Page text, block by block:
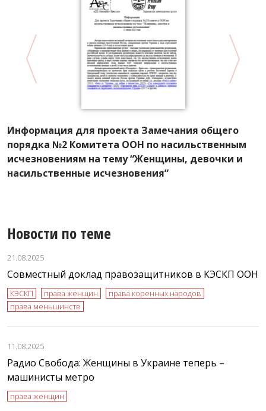
Информация для проекта Замечания общего
порядка №2 Комитета ООН по насильственным
исчезновениям на тему “Женщины, девочки и
насильственные исчезновения”
Новости по теме
21.08.2025
Совместный доклад правозащитников в КЭСКП ООН
КЭСКП права женщин
права коренных народов
права меньшинств
11.08.2025
Радио Свобода: Женщины в Украине теперь –
машинисты метро
права женщин